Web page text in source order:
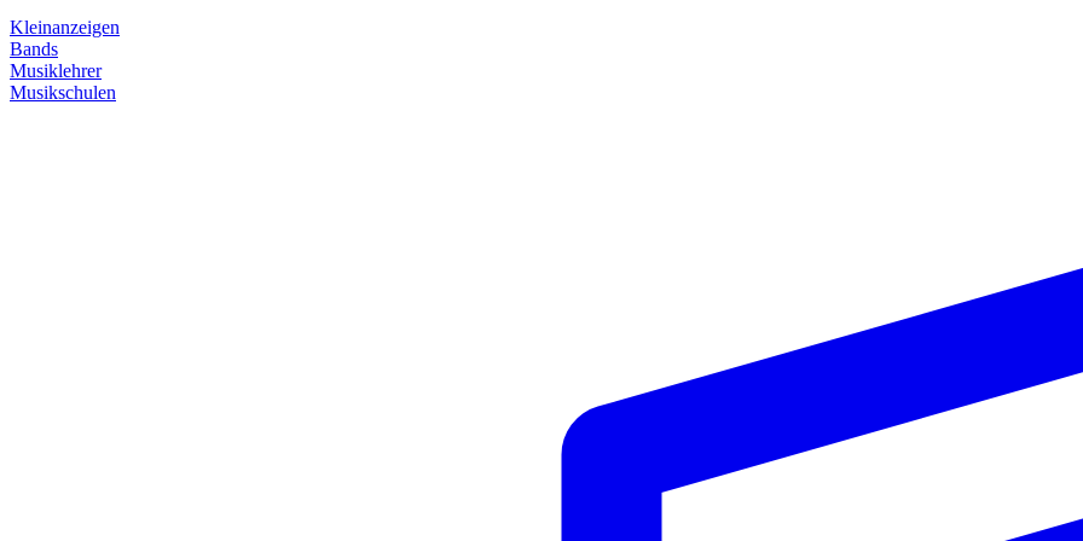
Kleinanzeigen
Bands
Musiklehrer
Musikschulen